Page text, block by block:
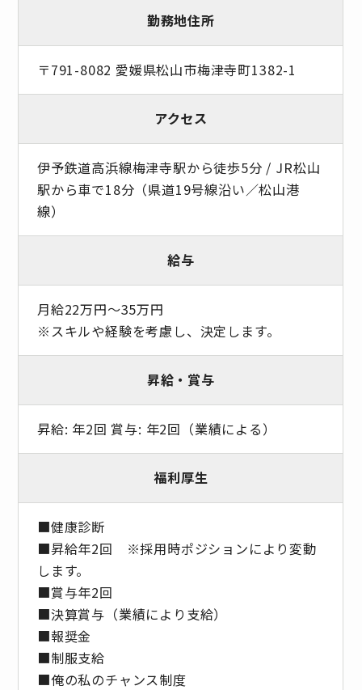
勤務地住所
〒791-8082 愛媛県松山市梅津寺町1382-1
アクセス
伊予鉄道高浜線梅津寺駅から徒歩5分 / JR松山
駅から車で18分（県道19号線沿い／松山港
線）
給与
月給22万円～35万円
※スキルや経験を考慮し、決定します。
昇給・賞与
昇給: 年2回 賞与: 年2回（業績による）
福利厚生
■健康診断
■昇給年2回 ※採⽤時ポジションにより変動
します。
■賞与年2回
■決算賞与（業績により⽀給）
■報奨⾦
■制服支給
■俺の私のチャンス制度